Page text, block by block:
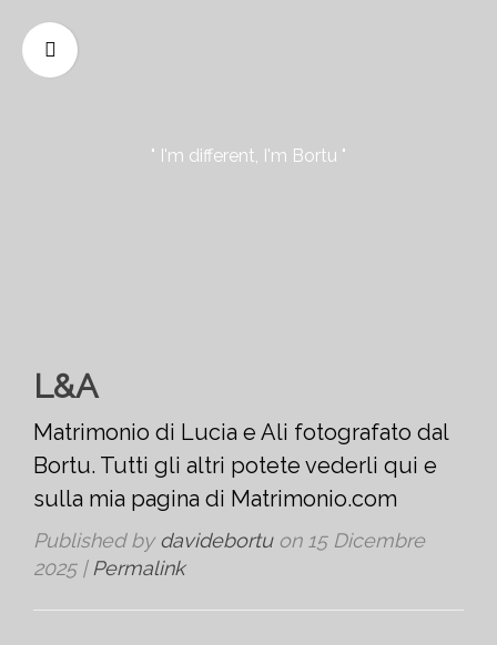
" I'm different, I'm Bortu "
L&A
Matrimonio di Lucia e Ali fotografato dal
Bortu. Tutti gli altri potete vederli qui e
sulla mia pagina di Matrimonio.com
Published by davidebortuon 15 Dicembre
2025| Permalink